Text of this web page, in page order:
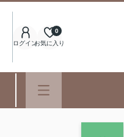
ログインお気に入り
0